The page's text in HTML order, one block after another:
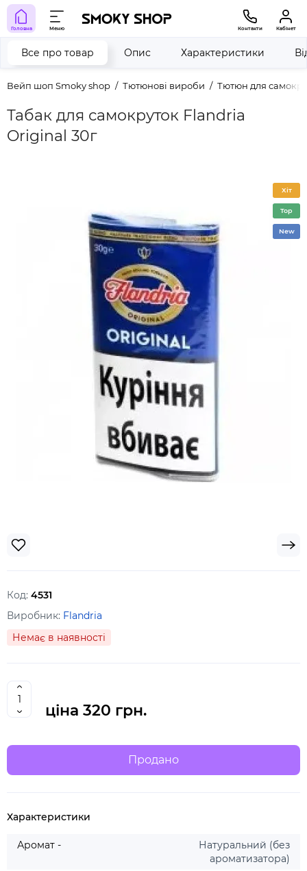
Головна Меню Контакти Кабінет
Вейп шоп Smoky shop Тютюнові вироби Тютюн для
Табак для самокруток Flandria
Original 30г
Все про товар Опис Характеристики
Хіт
Top
New
Код: 4531
Виробник: Flandria
Немає в наявності
ціна 320 грн.
Продано
Характеристики
Аромат -
Натуральний (без
ароматизатора)